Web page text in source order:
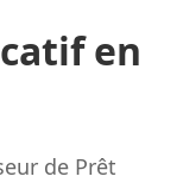
en
de Prêt